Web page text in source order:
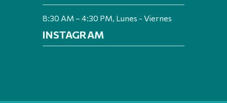
8:30 AM – 4:30 PM, Lunes - Viernes
INSTAGRAM